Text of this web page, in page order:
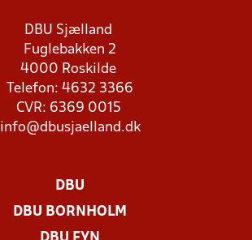
DBU Sjælland
Fuglebakken 2
4000 Roskilde
Telefon: 4632 3366
CVR: 6369 0015
info@dbusjaelland.dk
DBU
DBU BORNHOLM